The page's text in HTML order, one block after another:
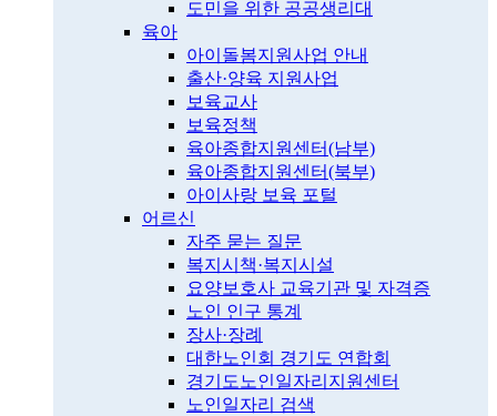
도민을 위한 공공생리대
육아
아이돌봄지원사업 안내
출산·양육 지원사업
보육교사
보육정책
육아종합지원센터(남부)
육아종합지원센터(북부)
아이사랑 보육 포털
어르신
자주 묻는 질문
복지시책·복지시설
요양보호사 교육기관 및 자격증
노인 인구 통계
장사·장례
대한노인회 경기도 연합회
경기도노인일자리지원센터
노인일자리 검색